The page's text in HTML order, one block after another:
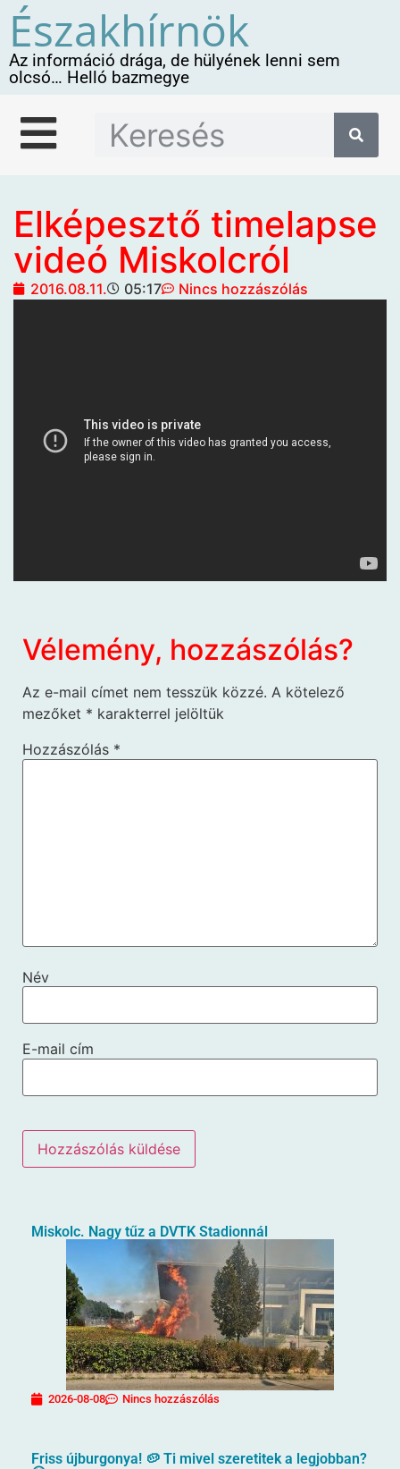
Északhírnök
Az információ drága, de hülyének lenni sem
olcsó… Helló bazmegye
Elképesztő timelapse
videó Miskolcról
2016.08.11. 05:17 Nincs hozzászólás
Vélemény, hozzászólás?
Az e-mail címet nem tesszük közzé. A kötelező
mezőket * karakterrel jelöltük
Hozzászólás *
Név
E-mail cím
Miskolc. Nagy tűz a DVTK Stadionnál
2026-08-08 Nincs hozzászólás
Friss újburgonya! 🥔 Ti mivel szeretitek a legjobban?